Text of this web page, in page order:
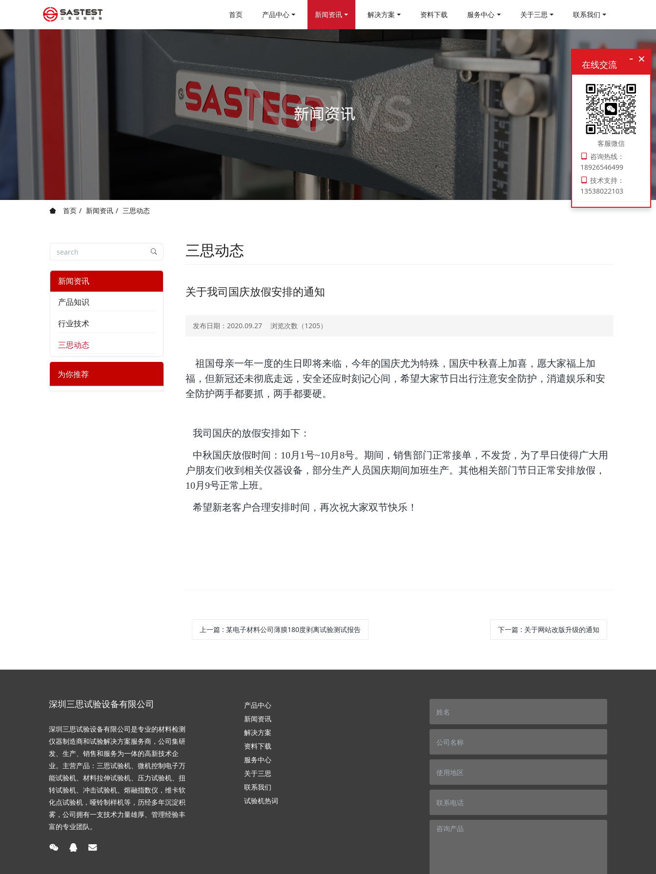
首页 产品中心 新闻资讯 解决方案 资料下载 服务中心 关于三思 联系我们
首页 新闻资讯 三思动态
三思动态
关于我司国庆放假安排的通知
发布日期：2020.09.27 浏览次数（1205）
祖国母亲一年一度的生日即将来临，今年的国庆尤为特殊，国庆中秋喜上加喜，愿大家福上加
福，但新冠还未彻底走远，安全还应时刻记心间，希望大家节日出行注意安全防护，消遣娱乐和安
全防护两手都要抓，两手都要硬。
我司国庆的放假安排如下：
中秋国庆放假时间：10月1号~10月8号。期间，销售部门正常接单，不发货，为了早日使得广大用
户朋友们收到相关仪器设备，部分生产人员国庆期间加班生产。其他相关部门节日正常安排放假，
10月9号正常上班。
希望新老客户合理安排时间，再次祝大家双节快乐！
上一篇: 某电子材料公司薄膜180度剥离试验测试报告 下一篇: 关于网站改版升级的通知
新闻资讯
产品知识
行业技术
三思动态
为你推荐
深圳三思试验设备有限公司
深圳三思试验设备有限公司是专业的材料检测
仪器制造商和试验解决方案服务商，公司集研
发、生产、销售和服务为一体的高新技术企
业。主营产品：三思试验机、微机控制电子万
能试验机、材料拉伸试验机、压力试验机、扭
转试验机、冲击试验机、熔融指数仪，维卡软
化点试验机，哑铃制样机等，历经多年沉淀积
雾，公司拥有一支技术力量雄厚、管理经验丰
富的专业团队。
产品中心
新闻资讯
解决方案
资料下载
服务中心
关于三思
联系我们
试验机热词
×
-
在线交流
客服微信
咨询热线：
18926546499
技术支持：
13538022103